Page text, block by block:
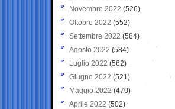
Novembre 2022 (526)
Ottobre 2022 (552)
Settembre 2022 (584)
Agosto 2022 (584)
Luglio 2022 (562)
Giugno 2022 (521)
Maggio 2022 (470)
Aprile 2022 (502)